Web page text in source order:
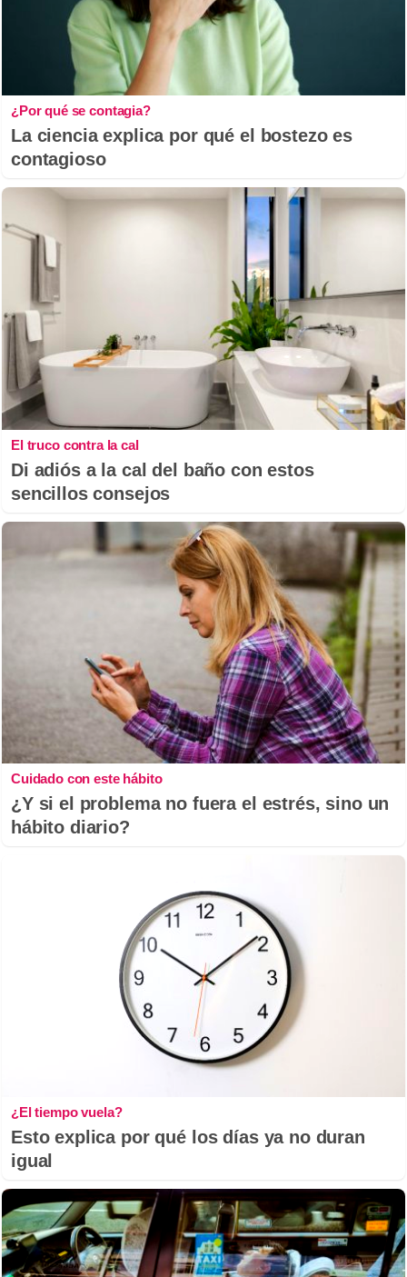
¿Por qué se contagia?
La ciencia explica por qué el bostezo es
contagioso
El truco contra la cal
Di adiós a la cal del baño con estos
sencillos consejos
Cuidado con este hábito
¿Y si el problema no fuera el estrés, sino un
hábito diario?
¿El tiempo vuela?
Esto explica por qué los días ya no duran
igual